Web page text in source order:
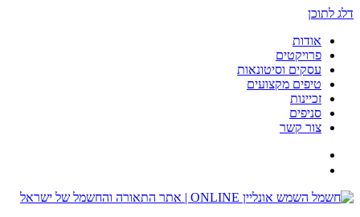
דלג לתוכן
אודות
פרויקטים
עסקים וסיטונאות
טיפים מקצועים
זכיינות
סניפים
צור קשר